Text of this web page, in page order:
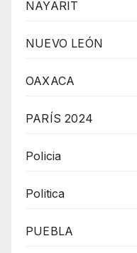
NAYARIT
NUEVO LEÓN
OAXACA
PARÍS 2024
Policia
Politica
PUEBLA